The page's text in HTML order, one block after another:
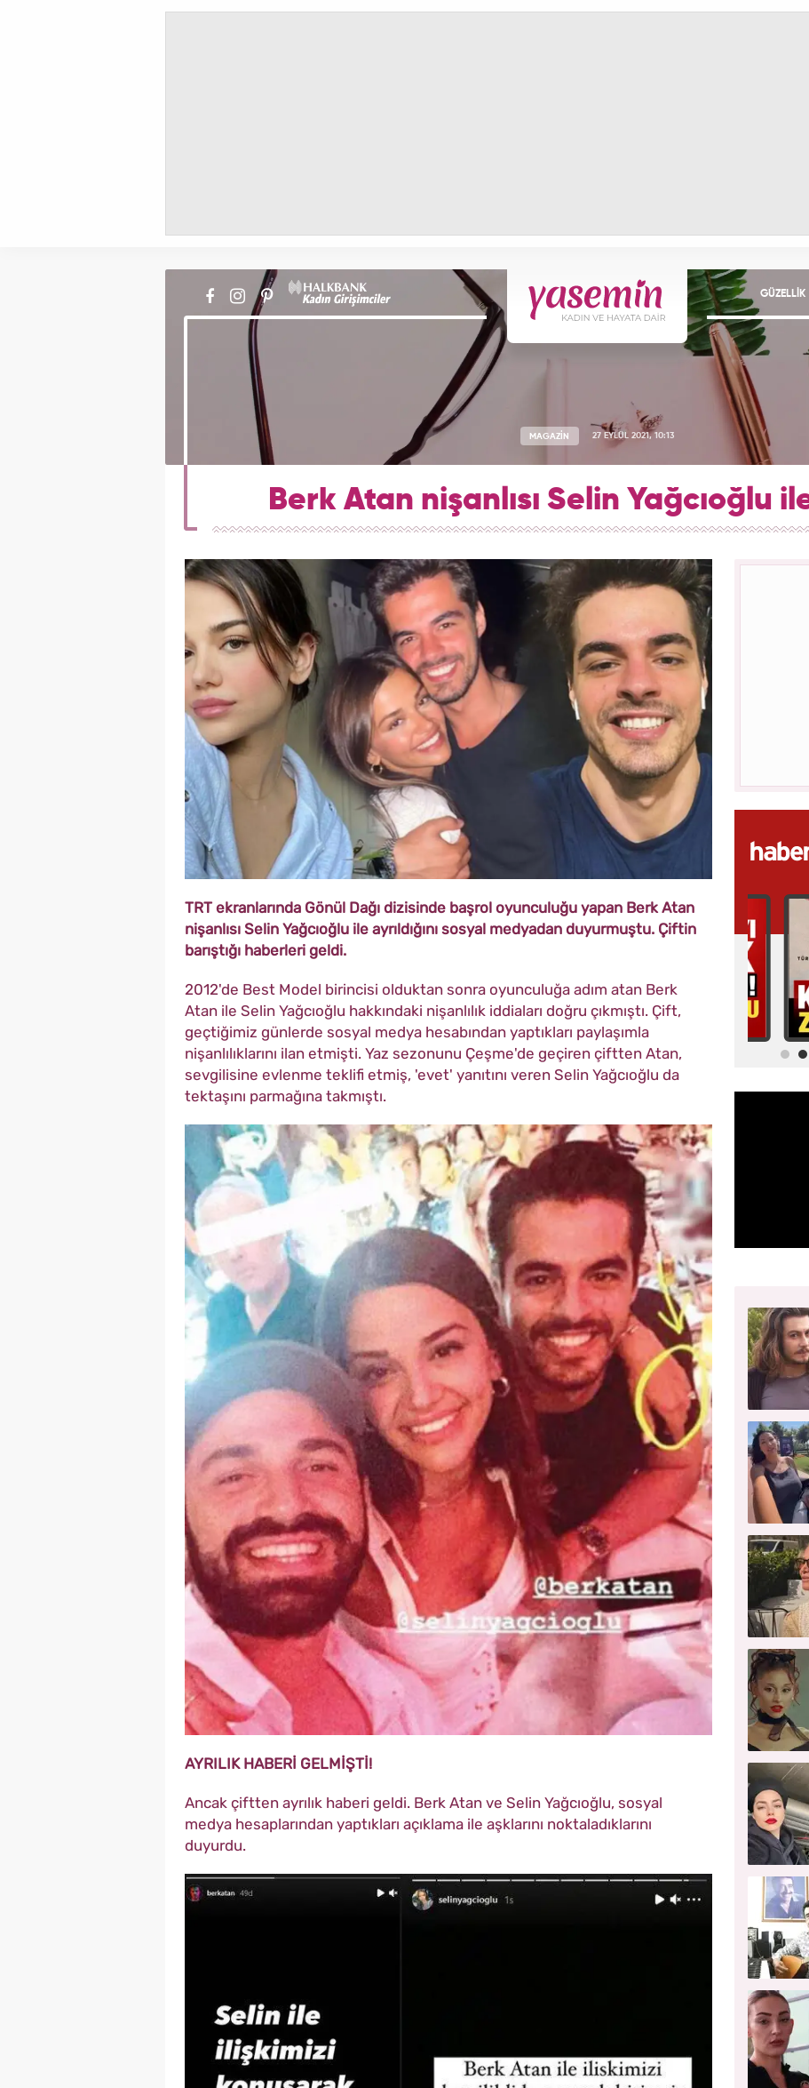
GÜZELLİK
MAGAZİN 27 EYLÜL 2021, 10:13
Berk Atan nişanlısı Selin Yağcıoğlu
TRT ekranlarında Gönül Dağı dizisinde başrol oyunculuğu yapan Berk Atan
nişanlısı Selin Yağcıoğlu ile ayrıldığını sosyal medyadan duyurmuştu. Çiftin
barıştığı haberleri geldi.
2012'de Best Model birincisi olduktan sonra oyunculuğa adım atan Berk
Atan ile Selin Yağcıoğlu hakkındaki nişanlılık iddiaları doğru çıkmıştı. Çift,
geçtiğimiz günlerde sosyal medya hesabından yaptıkları paylaşımla
nişanlılıklarını ilan etmişti. Yaz sezonunu Çeşme'de geçiren çiftten Atan,
sevgilisine evlenme teklifi etmiş, 'evet' yanıtını veren Selin Yağcıoğlu da
tektaşını parmağına takmıştı.
AYRILIK HABERİ GELMİŞTİ!
Ancak çiftten ayrılık haberi geldi. Berk Atan ve Selin Yağcıoğlu, sosyal
medya hesaplarından yaptıkları açıklama ile aşklarını noktaladıklarını
duyurdu.